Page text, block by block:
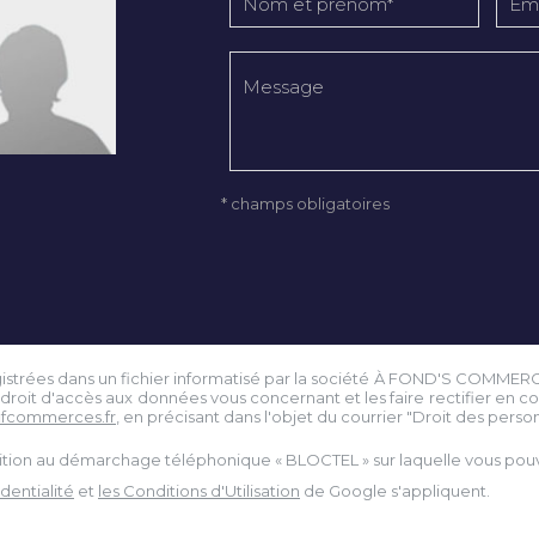
* champs obligatoires
dans un fichier informatisé par la société À FOND'S
d'accès aux données vous concernant et les faire rectifier en
, en précisant dans l'objet du courrier "Droit des
au démarchage téléphonique « BLOCTEL » sur laquelle vous
et les Conditions d'Utilisation de Google s'appliquent.